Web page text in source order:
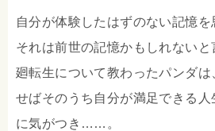
自分が体験したはずのない記憶を
それは前世の記憶かもしれない
廻転生について教わったパンダは
せばそのうち自分が満足できる人
に気がつき……。